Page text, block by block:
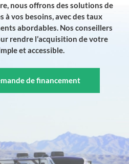
nous offrons des solutions de
à vos besoins, avec des taux
abordables. Nos conseillers
rendre l’acquisition de votre
et accessible.
de financement